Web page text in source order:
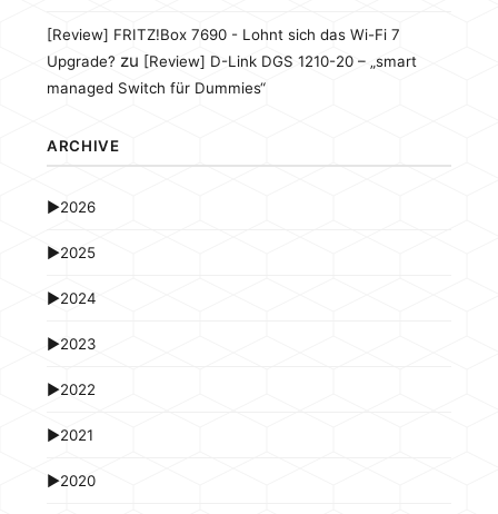
[Review] FRITZ!Box 7690 - Lohnt sich das Wi-Fi 7
Upgrade? zu [Review] D-Link DGS 1210-20 – „smart
managed Switch für Dummies“
ARCHIVE
►2026
►2025
►2024
►2023
►2022
►2021
►2020